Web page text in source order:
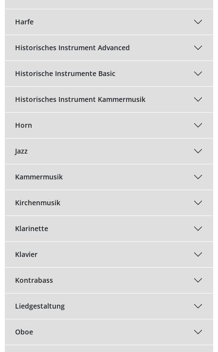
Harfe
Historisches Instrument Advanced
Historische Instrumente Basic
Historisches Instrument Kammermusik
Horn
Jazz
Kammermusik
Kirchenmusik
Klarinette
Klavier
Kontrabass
Liedgestaltung
Oboe
Musiktheaterkorrepetition
Musiktheorie
Orchesterleitung
Percussion
Günther Wich
Johannes Wolf
Musikwissenschaft/Musikermedizin
Fachgruppe Musikpädagogik Lehramt